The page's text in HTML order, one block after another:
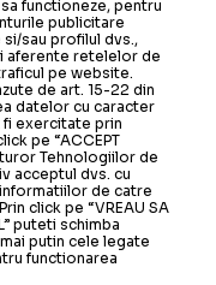
functioneze, pentru
publicitare
sau profilul dvs.,
aferente retelelor de
pe website.
de art. 15-22 din
datelor cu caracter
exercitate prin
pe “ACCEPT
Tehnologiilor de
acceptul dvs. cu
de catre
click pe “VREAU SA
puteti schimba
putin cele legate
functionarea